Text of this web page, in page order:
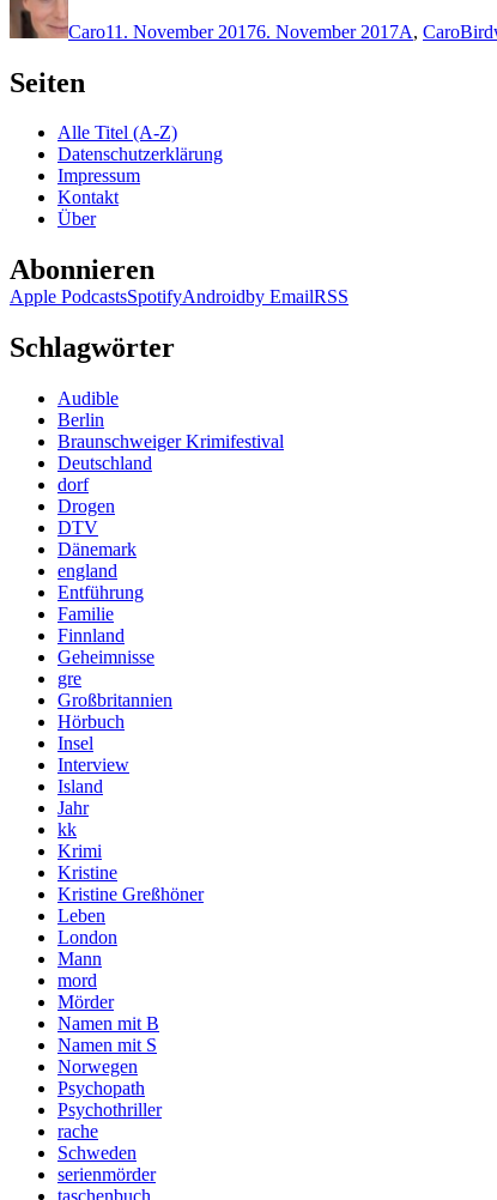
Caro11. November 20176. November 2017A, Caro
Seiten
Alle Titel (A-Z)
Datenschutzerklärung
Impressum
Kontakt
Über
Abonnieren
Apple PodcastsSpotifyAndroidby EmailRSS
Schlagwörter
Audible
Berlin
Braunschweiger Krimifestival
Deutschland
dorf
Drogen
DTV
Dänemark
england
Entführung
Familie
Finnland
Geheimnisse
gre
Großbritannien
Hörbuch
Insel
Interview
Island
Jahr
kk
Krimi
Kristine
Kristine Greßhöner
Leben
London
Mann
mord
Mörder
Namen mit B
Namen mit S
Norwegen
Psychopath
Psychothriller
rache
Schweden
serienmörder